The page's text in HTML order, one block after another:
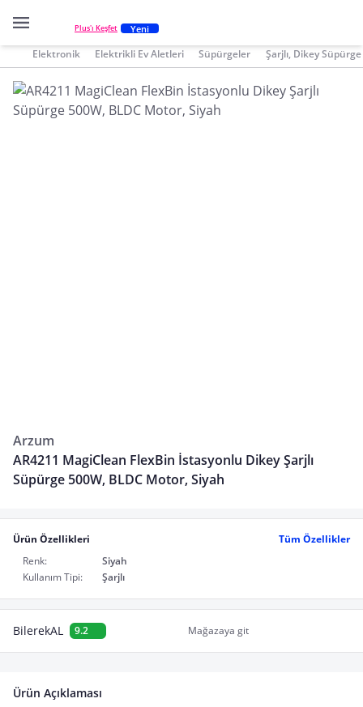
Plus'ı Keşfet Yeni
Elektronik Elektrikli Ev Aletleri Süpürgeler Şarjlı, Dikey Süpürge
Arzum
AR4211 MagiClean FlexBin İstasyonlu Dikey Şarjlı
Süpürge 500W, BLDC Motor, Siyah
Ürün Özellikleri
Tüm Özellikler
Renk:
Siyah
Kullanım Tipi:
Şarjlı
BilerekAL 9.2 Mağazaya git
Ürün Açıklaması